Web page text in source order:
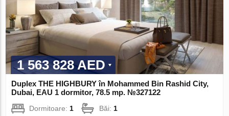
1 563 828 AED
Duplex THE HIGHBURY în Mohammed Bin Rashid City,
Dubai, EAU 1 dormitor, 78.5 mp. №327122
Dormitoare: 1 Băi: 1